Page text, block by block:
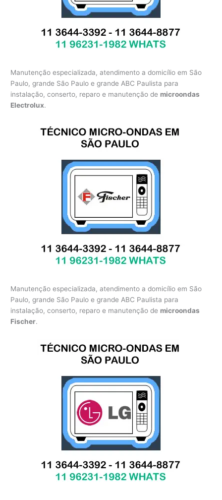
Manutenção especializada, atendimento a domicílio em São
Paulo, grande São Paulo e grande ABC Paulista para
instalação, conserto, reparo e manutenção de microondas
Electrolux.
Manutenção especializada, atendimento a domicílio em São
Paulo, grande São Paulo e grande ABC Paulista para
instalação, conserto, reparo e manutenção de microondas
Fischer.